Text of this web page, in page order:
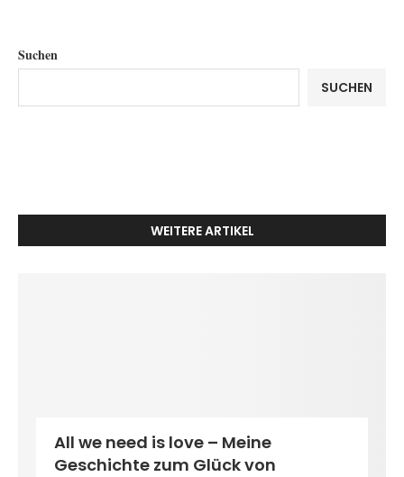
Suchen
SUCHEN
WEITERE ARTIKEL
All we need is love – Meine
Geschichte zum Glück von